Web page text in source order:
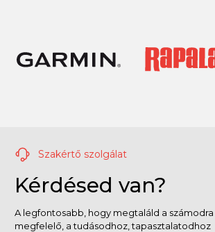
Szakértő szolgálat
Kérdésed van?
A legfontosabb, hogy megtaláld a számodra
megfelelő, a tudásodhoz, tapasztalatodhoz